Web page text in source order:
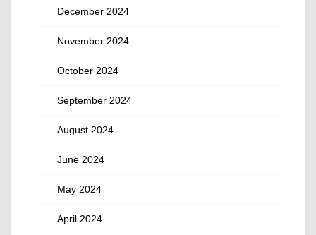
December 2024
November 2024
October 2024
September 2024
August 2024
June 2024
May 2024
April 2024